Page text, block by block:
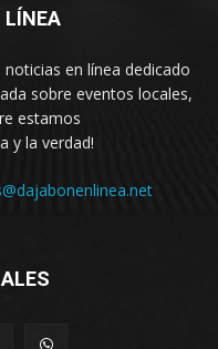
LÍNEA
en línea dedicado
sobre eventos locales,
estamos
y la verdad!